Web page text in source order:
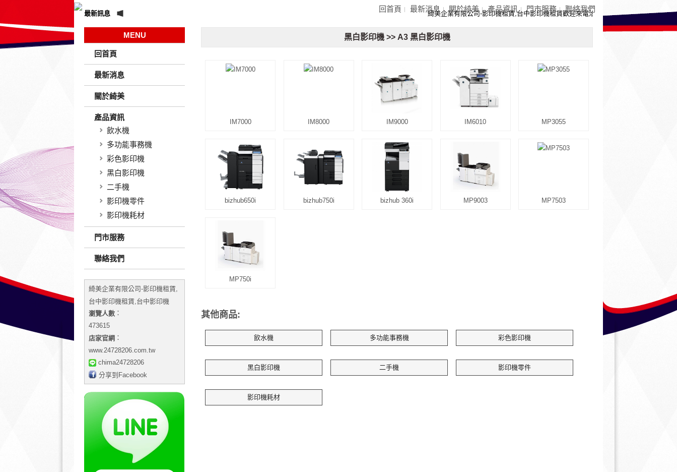
回首頁 最新消息 關於綺美 產品資訊 門市服務 聯絡我們
最新訊息 綺美企業有限公司-影印機租賃,台中影印機租賃歡迎來電洽詢，竭誠為您服務
MENU
回首頁
最新消息
關於綺美
產品資訊
飲水機
多功能事務機
彩色影印機
黑白影印機
二手機
影印機零件
影印機耗材
門市服務
聯絡我們
綺美企業有限公司-影印機租賃,
台中影印機租賃,台中影印機
瀏覽人數 ：
473615
店家官網 ：
www.24728206.com.tw
chima24728206
分享到Facebook
黑白影印機 >> A3 黑白影印機
IM7000 IM8000 IM9000 IM6010 MP3055
bizhub650i bizhub750i bizhub 360i MP9003 MP7503
MP750i
其他商品:
飲水機 多功能事務機 彩色影印機
黑白影印機 二手機 影印機零件
影印機耗材